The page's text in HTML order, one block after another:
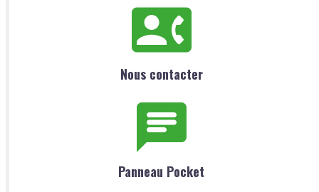
Nous contacter
Panneau Pocket